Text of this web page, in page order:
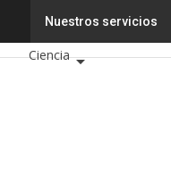
Nuestros servicios
Tecnología
Innovación
Ciencia